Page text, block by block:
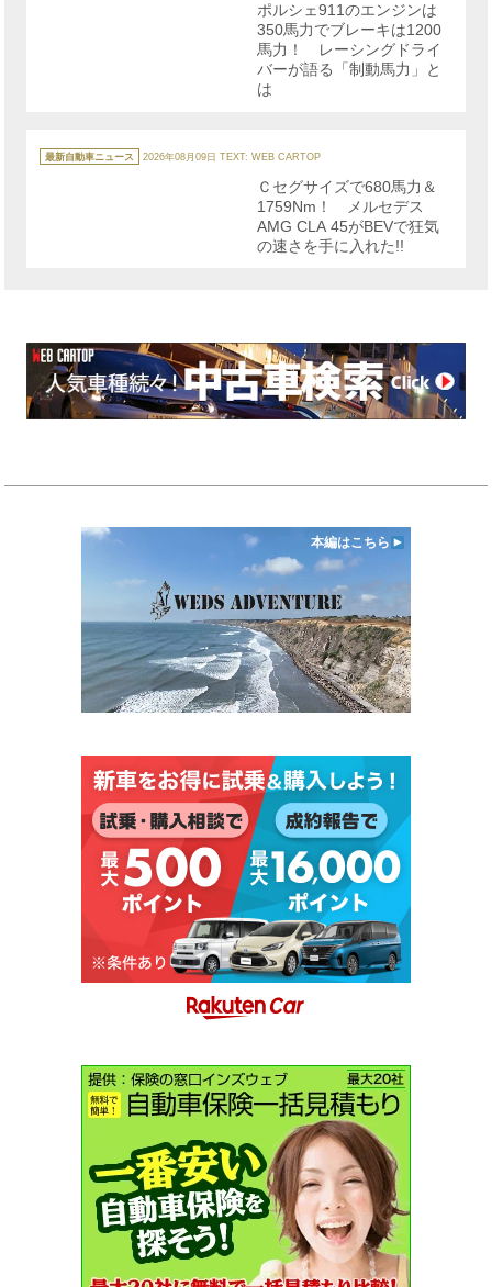
ポルシェ911のエンジンは
350馬力でブレーキは1200
馬力！ レーシングドライ
バーが語る「制動馬力」と
は
テ
ゴ
最新自動車ニュース 2026年08月09日 TEXT: WEB CARTOP
Ｃセグサイズで680馬力＆
1759Nm！ メルセデス
AMG CLA 45がBEVで狂気
の速さを手に入れた!!
本編はこちら